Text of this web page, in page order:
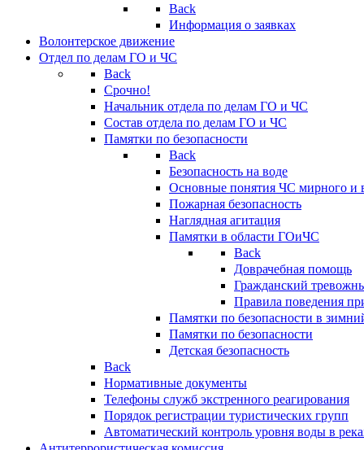
Back
Информация о заявках
Волонтерское движение
Отдел по делам ГО и ЧС
Back
Срочно!
Начальник отдела по делам ГО и ЧС
Состав отдела по делам ГО и ЧС
Памятки по безопасности
Back
Безопасность на воде
Основные понятия ЧС мирного и
Пожарная безопасность
Наглядная агитация
Памятки в области ГОиЧС
Back
Доврачебная помощь
Гражданский
Правила поведения
Памятки по безопасности в
Памятки по безопасности
Детская безопасность
Back
Нормативные документы
Телефоны служб экстренного реагирования
Порядок регистрации туристических групп
Автоматический контроль уровня воды в